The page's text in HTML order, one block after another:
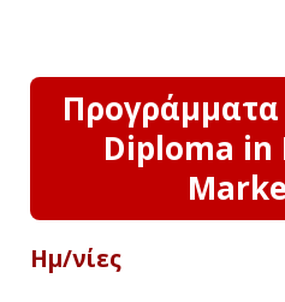
Προγράμματα
Diploma in
Ημ/νίες